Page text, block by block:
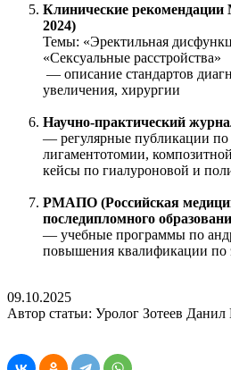
Клинические
2024)
Темы: «Эректильная
«Сексуальные расстройства»
— описание стандартов
увеличения, хирургии
Научно-практический
— регулярные публикации по
лигаментотомии,
кейсы по гиалуроновой и
РМАПО (Российская
последипломного
— учебные программы по
повышения квалификации по
09.10.2025
Автор статьи: Уролог Зотеев